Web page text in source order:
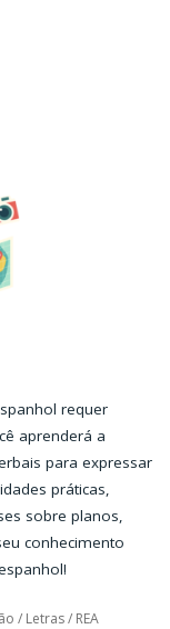
requer
aprenderá a
para expressar
práticas,
sobre planos,
conhecimento
/ Letras/ REA